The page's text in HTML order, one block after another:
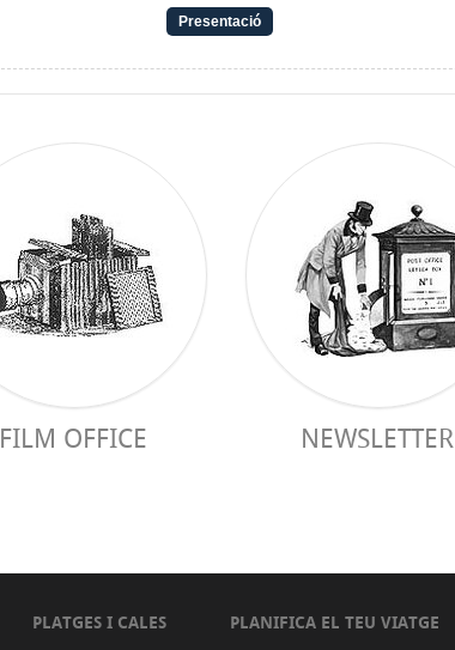
Presentació
FILM OFFICE NEWSLETTER
PLATGES I CALES
PLANIFICA EL TEU VIATGE